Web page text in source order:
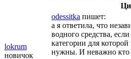
lokrum
новичок
odessitka пишет:
а я ответила, что
водного средства,
категории для
нужны. И неважно кто